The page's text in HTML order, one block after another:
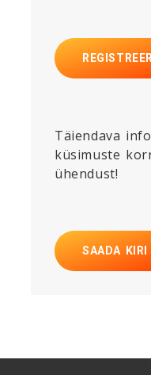
REGISTREERI
Täiendava
küsimuste
ühendust!
SAADA KIRI